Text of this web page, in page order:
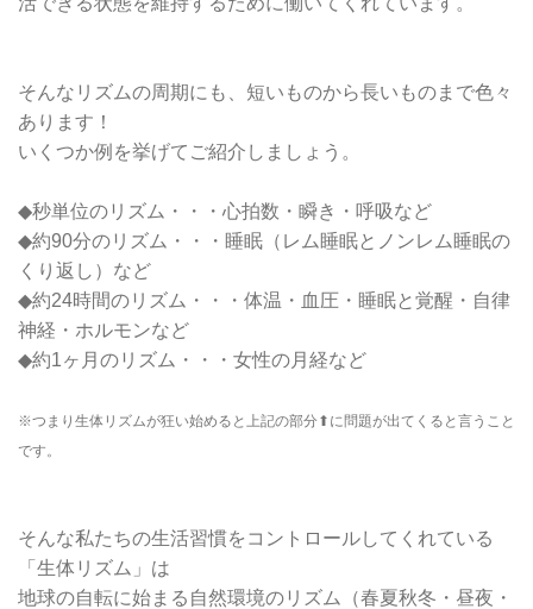
そんなリズムの周期にも、短いものから長いものまで色々
あります！
いくつか例を挙げてご紹介しましょう。
◆秒単位のリズム・・・心拍数・瞬き・呼吸など
◆約90分のリズム・・・睡眠（レム睡眠とノンレム睡眠の
くり返し）など
◆約24時間のリズム・・・体温・血圧・睡眠と覚醒・自律
神経・ホルモンなど
◆約1ヶ月のリズム・・・女性の月経など
※つまり生体リズムが狂い始めると上記の部分⬆︎に問題が出てくると言うこと
です。
そんな私たちの生活習慣をコントロールしてくれている
「生体リズム」は
地球の自転に始まる自然環境のリズム（春夏秋冬・昼夜・